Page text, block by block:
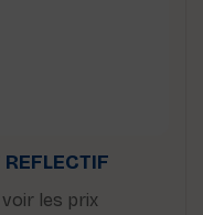
les prix